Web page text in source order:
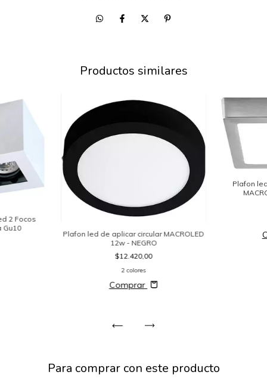
Productos similares
2 Focos
Gu10
Plafon led de aplicar circular MACROLED
12w - NEGRO
$12.420,00
2 colores
Comprar
Plafon
Para comprar con este producto